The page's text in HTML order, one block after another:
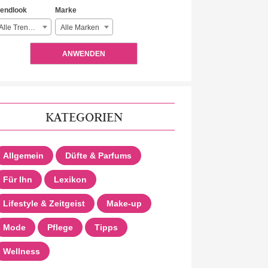
Alle Trendlooks
Marke
Alle Marken
ANWENDEN
KATEGORIEN
Allgemein Düfte & Parfums
Für Ihn Lexikon
Lifestyle & Zeitgeist Make-up
Mode Pflege Tipps
Wellness